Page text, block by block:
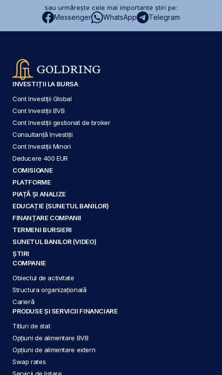
sau urmărește cele mai importante știri pe:
Messenger WhatsApp Telegram
INVESTIȚII LA BURSA
Cont Investiții Global
Cont Investiții BVB
Cont Investiții gestionat de broker
Consultanță Investiții
Cont Investiții Minori
Deducere 400 EUR
COMISIOANE
PLATFORME
PIAȚĂ ȘI ANALIZE
EDUCAȚIE (SUNETUL BANILOR)
FINANȚARE COMPANII
TERMENI BURSIERI
SUNETUL BANILOR (VIDEO)
ȘTIRI
COMPANIE
Obiectul de activitate
Structura organizațională
Carieră
PRODUSE ȘI SERVICII FINANCIARE
Titluri de stat
Opțiuni de alimentare BVB
Opțiuni de alimentare extern
Swap rates
Servicii de listare